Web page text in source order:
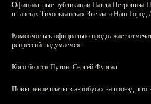
Официальные публикации Павла Петровича
в газетах Тихоокеанская Звезда и Наш
Комсомольск официально продолжает
репрессий: задумаемся...
Кого боится Путин: Сергей Фургал
Повышение платы в автобусах за проезд: кто